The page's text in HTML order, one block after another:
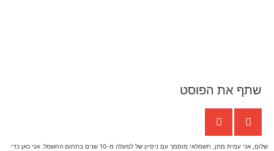
שתף את הפוסט
שלום, אני עמית מתן, חשמלאי מוסמך עם ניסיון של למעלה מ-10 שנים בתחום החשמל. אני כאן כדי